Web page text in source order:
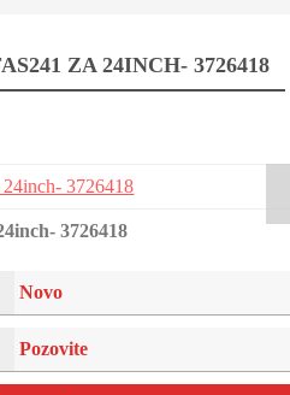
ZA 24INCH- 3726418
3726418
Novo
Pozovite